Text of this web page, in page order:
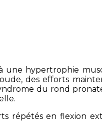
hypertrophie
des efforts
du rond
répétés en flexion